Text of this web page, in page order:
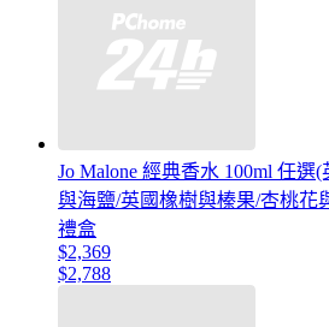
Jo Malone 經典香水 100ml 任
與海鹽/英國橡樹與榛果/杏桃
禮盒
$2,369
$2,788